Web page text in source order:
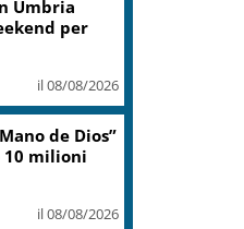
e
dello
il 08/08/2026
dei
la
il 08/08/2026